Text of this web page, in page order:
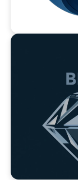
UIP - 大学と共